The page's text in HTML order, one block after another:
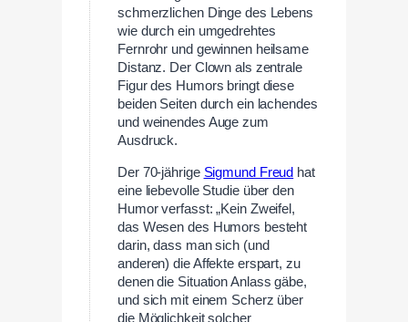
schmerzlichen Dinge des Lebens
wie durch ein umgedrehtes
Fernrohr und gewinnen heilsame
Distanz. Der Clown als zentrale
Figur des Humors bringt diese
beiden Seiten durch ein lachendes
und weinendes Auge zum
Ausdruck.
Der 70-jährige Sigmund Freud hat
eine liebevolle Studie über den
Humor verfasst: „Kein Zweifel,
das Wesen des Humors besteht
darin, dass man sich (und
anderen) die Affekte erspart, zu
denen die Situation Anlass gäbe,
und sich mit einem Scherz über
die Möglichkeit solcher